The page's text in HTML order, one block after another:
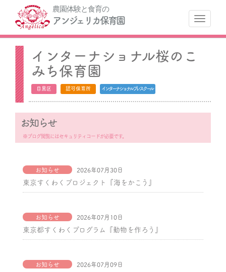
農園体験と食育の
アンジェリカ保育園 ナ
インターナショナル桜のこ
みち保育園
目黒区 認可保育所 インターナショナルプレスクール
お知らせ
※ブログ閲覧にはセキュリティコードが必要です。
お知らせ 2026年07月30日
東京すくわくプロジェクト『海をかこう』
お知らせ 2026年07月10日
東京都すくわくプログラム『動物を作ろう』
お知らせ 2026年07月09日